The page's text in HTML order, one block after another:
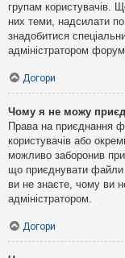
групам користувачів.
них теми, надсилати
знадобитися
адміністратором
Догори
Чому я не можу
Права на приєднання
користувачів або
можливо заборонив
що приєднувати
ви не знаєте, чому ви
адміністратором.
Догори